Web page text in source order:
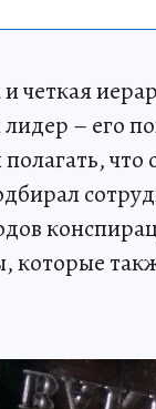
четкая
– его
которые